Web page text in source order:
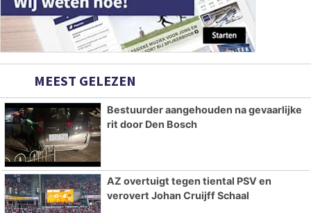
MEEST GELEZEN
Bestuurder aangehouden na gevaarlijke
rit door Den Bosch
AZ overtuigt tegen tiental PSV en
verovert Johan Cruijff Schaal